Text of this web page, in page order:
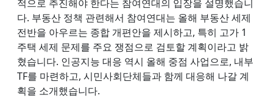
적으로 추진해야 한다는 참여연대의 입장을 설명했습니
다. 부동산 정책 관련해서 참여연대는 올해 부동산 세제
전반을 아우르는 종합 개편안을 제시하고, 특히 고가 1
주택 세제 문제를 주요 쟁점으로 검토할 계획이라고 밝
혔습니다. 인공지능 대응 역시 올해 중점 사업으로, 내부
TF를 마련하고, 시민사회단체들과 함께 대응해 나갈 계
획을 소개했습니다.